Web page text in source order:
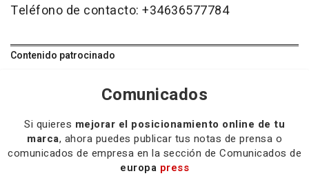
Teléfono de contacto: +34636577784
Contenido patrocinado
Comunicados
Si quieres mejorar el posicionamiento online de tu
marca, ahora puedes publicar tus notas de prensa o
comunicados de empresa en la sección de Comunicados de
europa press